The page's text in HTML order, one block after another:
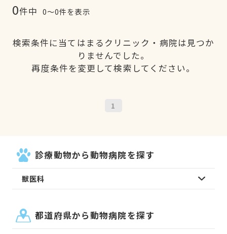
0件中 0〜0件を表示
検索条件に当てはまるクリニック・病院は見つか
りませんでした。
再度条件を変更して検索してください。
1
診療動物から動物病院を探す
獣医科
都道府県から動物病院を探す